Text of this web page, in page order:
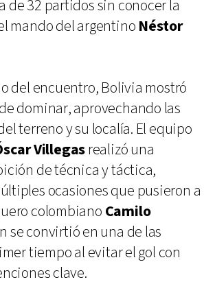
de 32 partidos sin conocer la
mando del argentino Néstor
del encuentro, Bolivia mostró
dominar, aprovechando las
terreno y su localía. El equipo
Villegasrealizó una
de técnica y táctica,
ocasiones que pusieron a
colombiano Camilo
se convirtió en una de las
tiempo al evitar el gol con
clave.